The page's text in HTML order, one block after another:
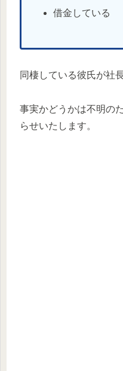
借金している
同棲している彼氏が社
事実かどうかは不明の
らせいたします。